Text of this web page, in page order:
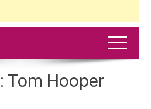
Tom Hooper